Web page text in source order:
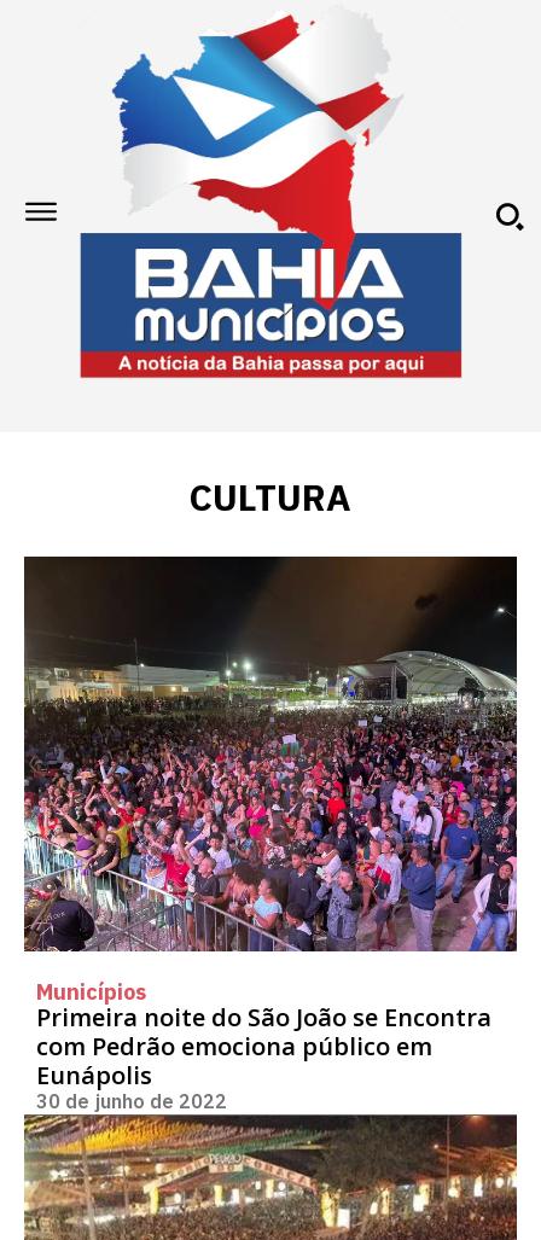
CULTURA
Municípios
Primeira noite do São João se Encontra
com Pedrão emociona público em
Eunápolis
30 de junho de 2022